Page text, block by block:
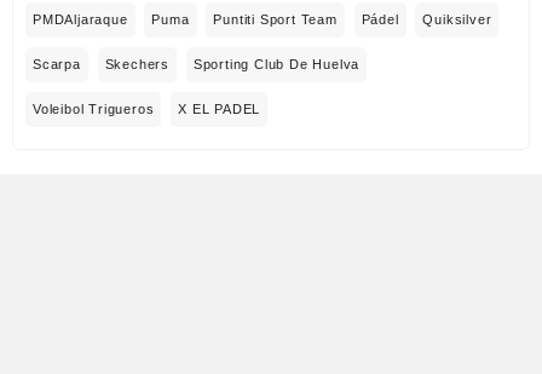
PMDAljaraque Puma Puntiti Sport Team Pádel Quiksilver
Scarpa Skechers Sporting Club De Huelva
Voleibol Trigueros X EL PADEL